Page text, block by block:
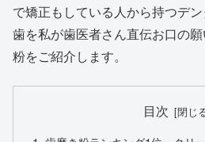
で矯正もしている人から持つデ
歯を私が歯医者さん直伝お口の
粉をご紹介します。
目次